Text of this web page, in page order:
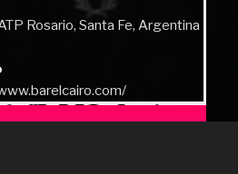
Rosario, Santa Fe, Argentina